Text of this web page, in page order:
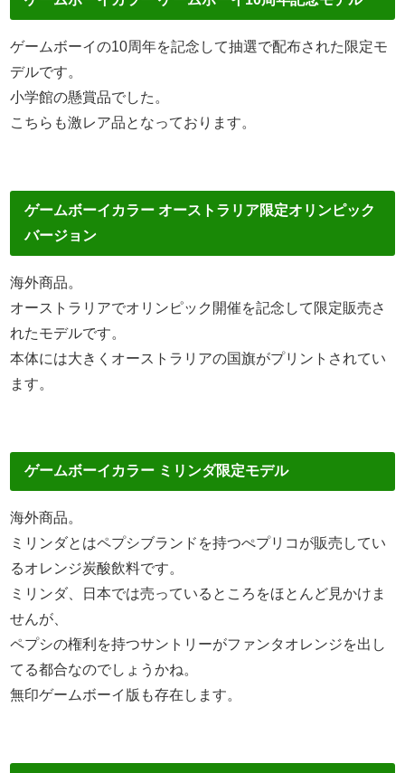
ゲームボーイの10周年を記念して抽選で配布された限定モ
デルです。
小学館の懸賞品でした。
こちらも激レア品となっております。
ゲームボーイカラー オーストラリア限定オリンピック
バージョン
海外商品。
オーストラリアでオリンピック開催を記念して限定販売さ
れたモデルです。
本体には大きくオーストラリアの国旗がプリントされてい
ます。
ゲームボーイカラー ミリンダ限定モデル
海外商品。
ミリンダとはペプシブランドを持つぺプリコが販売してい
るオレンジ炭酸飲料です。
ミリンダ、日本では売っているところをほとんど見かけま
せんが、
ペプシの権利を持つサントリーがファンタオレンジを出し
てる都合なのでしょうかね。
無印ゲームボーイ版も存在します。